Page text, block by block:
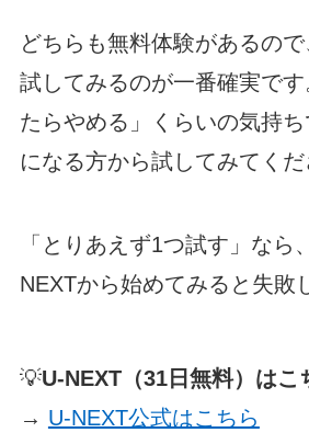
どちらも無料体験があるの
試してみるのが一番確実で
たらやめる」くらいの気持
になる方から試してみてくだ
「とりあえず1つ試す」なら
NEXTから始めてみると失敗
💡U-NEXT（31日無料）はこ
→ U-NEXT公式はこちら